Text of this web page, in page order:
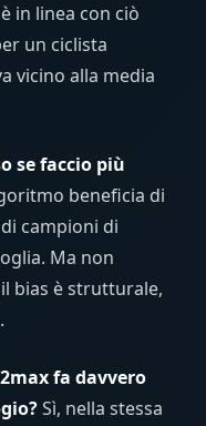
in linea con ciò
un ciclista
vicino alla media
se faccio più
beneficia di
campioni di
Ma non
bias è strutturale,
fa davvero
Sì, nella stessa